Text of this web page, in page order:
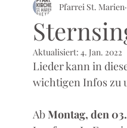
Pfarrei St. Marien
Aktualisiert: 4. Jan. 2022
Lieder kann in
wichtigen Infos zu
Ab Montag, den